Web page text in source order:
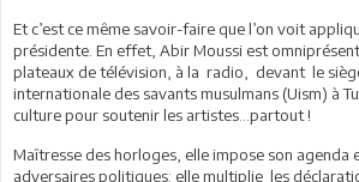
Et c’est ce même savoir-faire que l’on voit
présidente. En effet, Abir Moussi est
plateaux de télévision, à la radio, devant le
internationale des savants musulmans (Uism) à
culture pour soutenir les artistes…partout !
Maîtresse des horloges, elle impose son agenda
adversaires politiques: elle multiplie les